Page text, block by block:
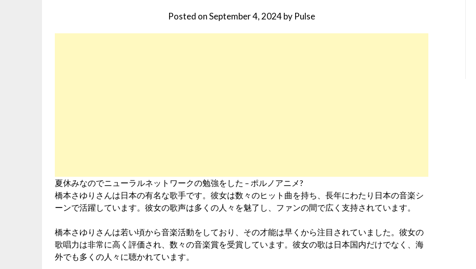
Posted onSeptember 4, 2024by Pulse
夏休みなのでニューラルネットワークの勉強をした – ポルノアニメ?
橋本さゆりさんは日本の有名な歌手です。彼女は数々のヒット曲を持ち、長年にわたり日本の音楽シ
ーンで活躍しています。彼女の歌声は多くの人々を魅了し、ファンの間で広く支持されています。
橋本さゆりさんは若い頃から音楽活動をしており、その才能は早くから注目されていました。彼女の
歌唱力は非常に高く評価され、数々の音楽賞を受賞しています。彼女の歌は日本国内だけでなく、海
外でも多くの人々に聴かれています。